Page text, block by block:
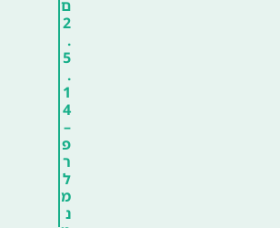
ם
2
.
5
.
1
4
–
פ
ר
ל
מ
נ